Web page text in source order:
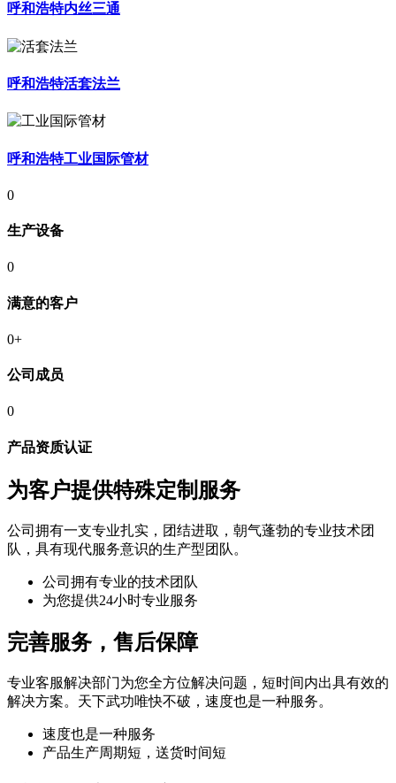
呼和浩特内丝三通
呼和浩特活套法兰
呼和浩特工业国际管材
0
生产设备
0
满意的客户
0+
公司成员
0
产品资质认证
为客户提供特殊定制服务
公司拥有一支专业扎实，团结进取，朝气蓬勃的专业技术团
队，具有现代服务意识的生产型团队。
公司拥有专业的技术团队
为您提供24小时专业服务
完善服务，售后保障
专业客服解决部门为您全方位解决问题，短时间内出具有效的
解决方案。天下武功唯快不破，速度也是一种服务。
速度也是一种服务
产品生产周期短，送货时间短